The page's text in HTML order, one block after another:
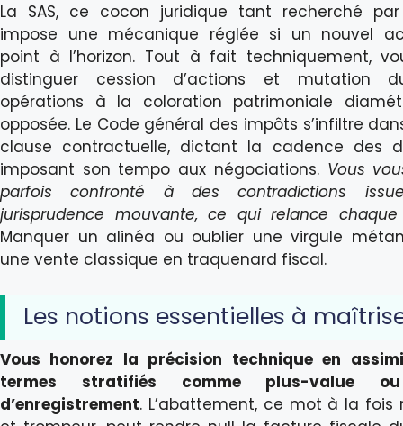
La SAS, ce cocon juridique tant recherché par
impose une mécanique réglée si un nouvel
point à l’horizon. Tout à fait techniquement,
distinguer cession d’actions et mutation
opérations à la coloration patrimoniale
opposée. Le Code général des impôts s’infiltre
clause contractuelle, dictant la cadence des
imposant son tempo aux négociations. Vous
parfois confronté à des contradictions
jurisprudence mouvante, ce qui relance chaque
Manquer un alinéa ou oublier une virgule
une vente classique en traquenard fiscal.
Les notions essentielles à
Vous honorez la précision technique en
termes stratifiés comme plus-value
d’enregistrement. L’abattement, ce mot à la fois